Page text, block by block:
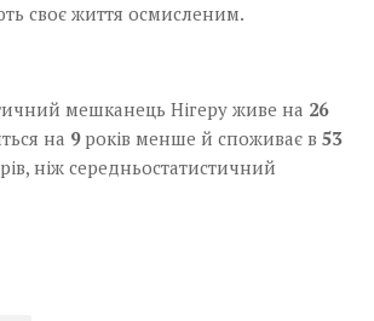
своє життя осмисленим.
мешканець Нігеру живе на 26
на 9років менше й споживає в 53
ніж середньостатистичний